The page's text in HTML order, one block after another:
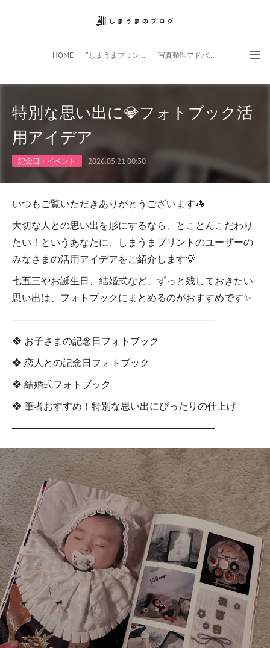
HOME ”しまうまプリント”サイト 写真整理アドバイザー
フォトライフ応援団 スマホアプリ
特別な思い出に💎フォトブック活
用アイデア
記念日・イベント 2026.05.21 00:30
いつもご覧いただきありがとうございます🦓
大切な人との思い出を形にするなら、とことんこだわり
たい！というあなたに、しまうまプリントのユーザーの
みなさまの活用アイデアをご紹介します💡
七五三やお誕生日、結婚式など、ずっと残しておきたい
思い出は、フォトブックにまとめるのがおすすめです✨
―――――――――――――――――――――
❖ お子さまの記念日フォトブック
❖ 恋人との記念日フォトブック
❖ 結婚式フォトブック
❖ 筆者おすすめ！特別な思い出にぴったりの仕上げ
―――――――――――――――――――――